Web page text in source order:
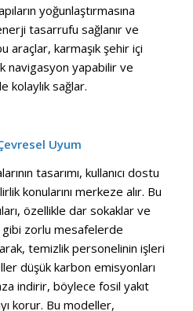
yoğunlaştırmasına
tasarrufu sağlanır ve
araçlar, karmaşık şehir içi
navigasyon yapabilir ve
kolaylık sağlar.
Uyum
tasarımı, kullanıcı dostu
konularını merkeze alır. Bu
özellikle dar sokaklar ve
gibi zorlu mesafelerde
temizlik personelinin işleri
düşük karbon emisyonları
indirir, böylece fosil yakıt
korur. Bu modeller,